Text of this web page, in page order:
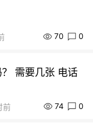
70 0
需要几张 电话
前 74 0